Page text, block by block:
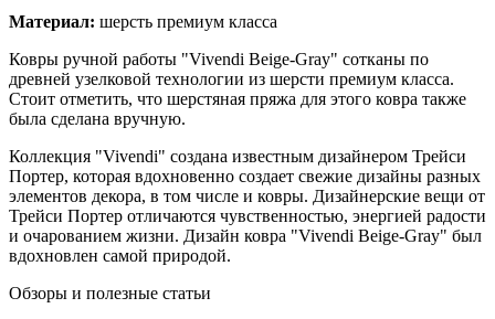
Материал: шерсть премиум класса
Ковры ручной работы "Vivendi Beige-Gray" сотканы по
древней узелковой технологии из шерсти премиум класса.
Стоит отметить, что шерстяная пряжа для этого ковра также
была сделана вручную.
Коллекция "Vivendi" создана известным дизайнером Трейси
Портер, которая вдохновенно создает свежие дизайны разных
элементов декора, в том числе и ковры. Дизайнерские вещи от
Трейси Портер отличаются чувственностью, энергией радости
и очарованием жизни. Дизайн ковра "Vivendi Beige-Gray" был
вдохновлен самой природой.
Обзоры и полезные статьи